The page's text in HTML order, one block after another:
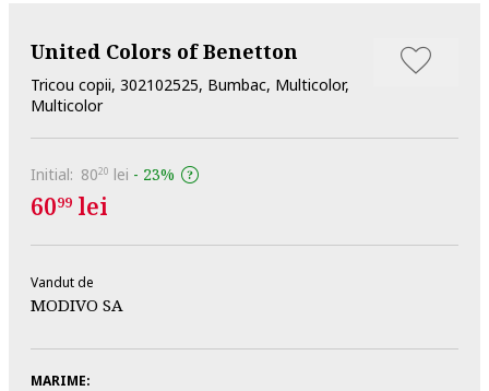
United Colors of Benetton
Tricou copii, 302102525, Bumbac, Multicolor,
Multicolor
Initial: 8020 lei - 23%
6099 lei
Vandut de
MODIVO SA
MARIME: